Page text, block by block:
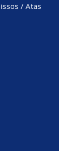
/ Atas